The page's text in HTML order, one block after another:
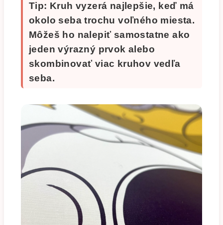
Tip: Kruh vyzerá najlepšie, keď má
okolo seba trochu voľného miesta.
Môžeš ho nalepiť samostatne ako
jeden výrazný prvok alebo
skombinovať viac kruhov vedľa
seba.